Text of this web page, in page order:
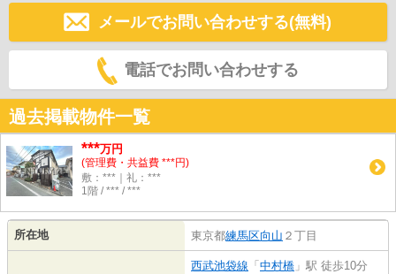
メールでお問い合わせする(無料)
電話でお問い合わせする
過去掲載物件一覧
***万円
(管理費・共益費 ***円)
敷：***｜礼：***
1階 / *** / ***
所在地 東京都練馬区向山 ２丁目
西武池袋線 「 中村橋 」駅 徒歩10分